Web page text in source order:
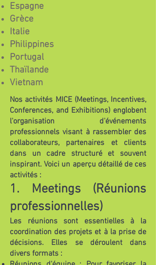
Espagne
Grèce
Italie
Philippines
Portugal
Thaïlande
Vietnam
Nos activités MICE (Meetings, Incentives,
Conferences, and Exhibitions) englobent
l'organisation d'événements
professionnels visant à rassembler des
collaborateurs, partenaires et clients
dans un cadre structuré et souvent
inspirant. Voici un aperçu détaillé de ces
activités :
1. Meetings (Réunions
professionnelles)
Les réunions sont essentielles à la
coordination des projets et à la prise de
décisions. Elles se déroulent dans
divers formats :